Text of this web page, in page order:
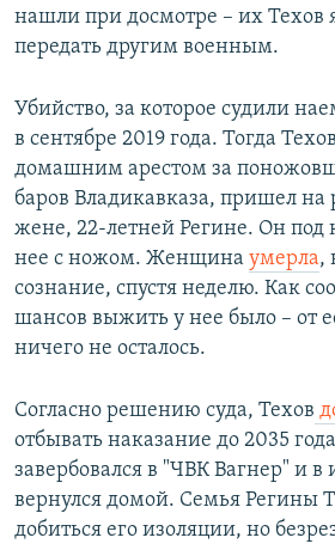
нашли при досмотре – их Техов
передать другим военным.
Убийство, за которое судили
в сентябре 2019 года. Тогда
домашним арестом за
баров Владикавказа, пришел
жене, 22-летней Регине. Он под
нее с ножом. Женщина умерла,
сознание, спустя неделю. Как
шансов выжить у нее было – от
ничего не осталось.
Согласно решению суда, Техов
отбывать наказание до 2035
завербовался в "ЧВК Вагнер" и в
вернулся домой. Семья Регины
добиться его изоляции, но